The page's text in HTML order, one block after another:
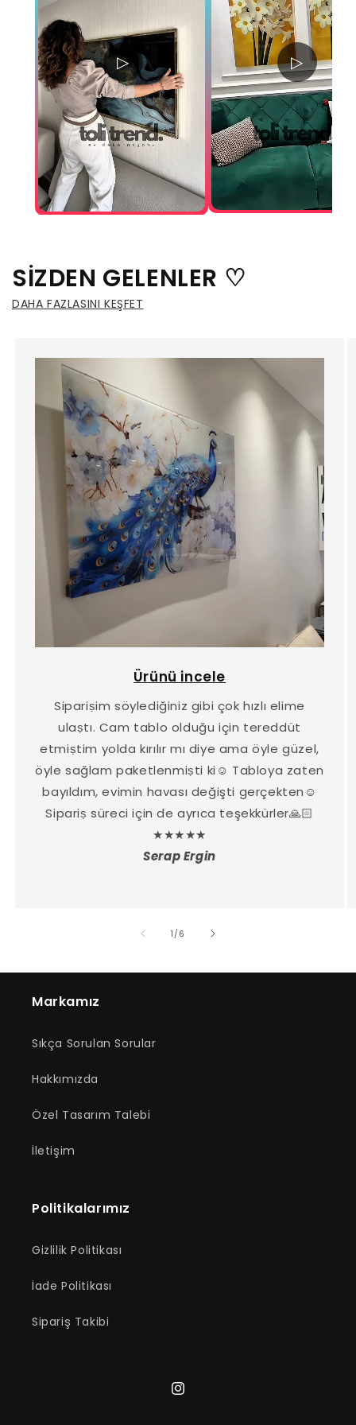
▷ ▷
SİZDEN GELENLER ♡
DAHA FAZLASINI KEŞFET
Ürünü incele
Sipariṣim söylediğiniz gibi çok hızlı elime
ulaṣtı. Cam tablo olduğu için tereddüt
etmiṣtim yolda kırılır mı diye ama öyle güzel,
öyle sağlam paketlenmiṣti ki☺️ Tabloya zaten
bayıldım, evimin havası değişti gerçekten☺️
Sipariṣ süreci için de ayrıca teşekkürler🙏🏻
★★★★★
Serap Ergin
1 //6
Markamız
Sıkça Sorulan Sorular
Hakkımızda
Özel Tasarım Talebi
İletişim
Politikalarımız
Gizlilik Politikası
İade Politikası
Sipariş Takibi
Instagram